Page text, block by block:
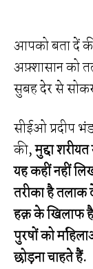
आपको बता दें
अफ़्शासान को
सुबह देर से
सीईओ प्रदीप
की,मुद्दा
यह कहीं नहीं
तरीका है
हक़ के खिलाफ
पुरषों को
छोड़ना चाहते हैं.